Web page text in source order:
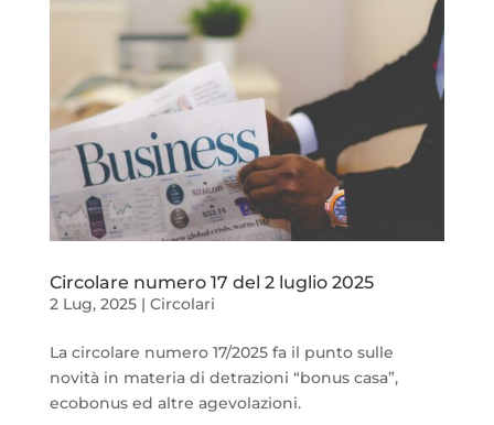
Circolare numero 17 del 2 luglio 2025
2 Lug, 2025| Circolari
La circolare numero 17/2025 fa il punto sulle
novità in materia di detrazioni “bonus casa”,
ecobonus ed altre agevolazioni.